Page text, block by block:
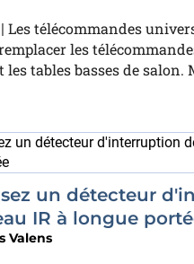
| Les télécommandes
les
les tables basses de salon.
un détecteur
IR à longue
Valens